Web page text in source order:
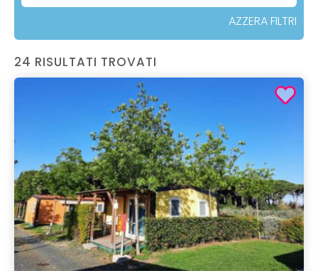
AZZERA FILTRI
24 RISULTATI TROVATI